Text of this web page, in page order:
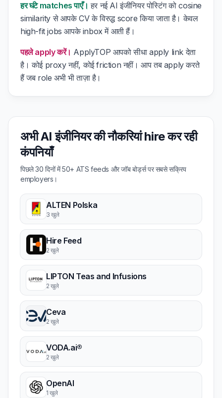
हर घंटे matches पाएँ। हर नई AI इंजीनियर पोस्टिंग को cosine
similarity से आपके CV के विरुद्ध score किया जाता है। केवल
high-fit jobs आपके inbox में आती हैं।
पहले apply करें। ApplyTOP आपको सीधा apply link देता
है। कोई proxy नहीं, कोई friction नहीं। आप तब apply करते
हैं जब role अभी भी ताज़ा है।
अभी AI इंजीनियर की नौकरियां hire कर रही
कंपनियाँ
पिछले 30 दिनों में 50+ ATS feeds और जॉब बोर्ड्स पर सबसे सक्रिय
employers।
ALTEN Polska
3 खुले
Hire Feed
2 खुले
LIPTON Teas and Infusions
2 खुले
Ceva
2 खुले
VODA.ai®
2 खुले
OpenAI
1 खुले